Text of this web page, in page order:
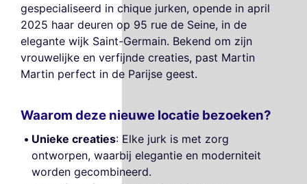
gespecialiseerd in chique jurken, opende in april
2025 haar deuren op 95 rue de Seine, in de
elegante wijk Saint-Germain. Bekend om zijn
vrouwelijke en verfijnde creaties, past Martin
Martin perfect in de Parijse geest.
Waarom deze nieuwe locatie bezoeken?
Unieke creaties: Elke jurk is met zorg
ontworpen, waarbij elegantie en moderniteit
worden gecombineerd.